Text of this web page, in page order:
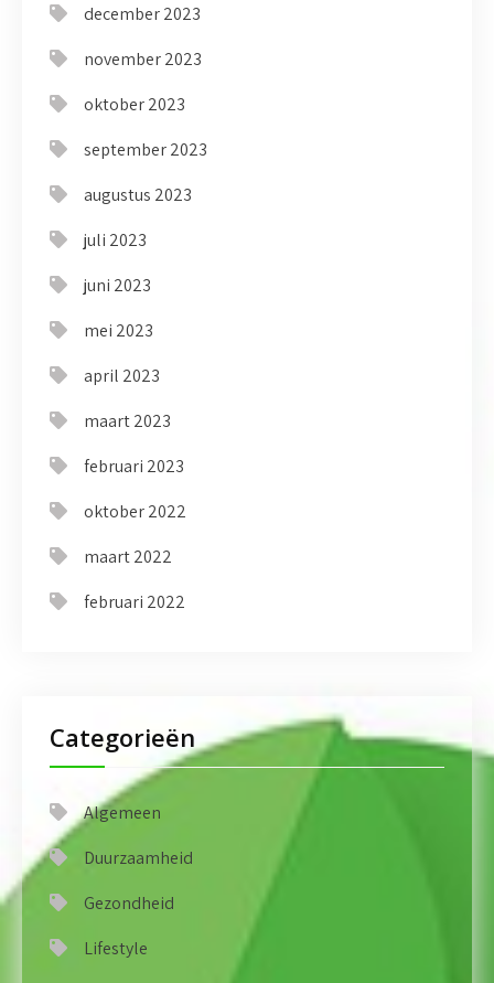
december 2023
november 2023
oktober 2023
september 2023
augustus 2023
juli 2023
juni 2023
mei 2023
april 2023
maart 2023
februari 2023
oktober 2022
maart 2022
februari 2022
Categorieën
Algemeen
Duurzaamheid
Gezondheid
Lifestyle